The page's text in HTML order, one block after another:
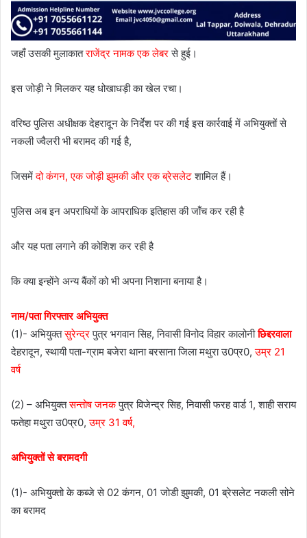
जहाँ उसकी मुलाकातराजेंद्र नामक एक लेबरसे हुई।
इस जोड़ी ने मिलकर यह धोखाधड़ी का खेल रचा।
वरिष्ठ पुलिस अधीक्षक देहरादून के निर्देश पर की गई इस कार्रवाई में अभियुक्तों से
नकली ज्वैलरी भी बरामद की गई है,
जिसमेंदो कंगन, एक जोड़ी झुमकी और एक ब्रेसलेटशामिल हैं।
पुलिस अब इन अपराधियों के आपराधिक इतिहास की जाँच कर रही है
और यह पता लगाने की कोशिश कर रही है
कि क्या इन्होंने अन्य बैंकों को भी अपना निशाना बनाया है।
नाम/पता गिरफ्तार अभियुक्त
(1)- अभियुक्तसुरेन्द्रपुत्र भगवान सिह, निवासी विनोद विहार कालोनीछिद्दरवाला
देहरादून, स्थायी पता-ग्राम बजेरा थाना बरसाना जिला मथुरा उ0प्र0,उम्र 21
वर्ष
(2) – अभियुक्तसन्तोष जनकपुत्र विजेन्द्र सिह, निवासी फरह वार्ड 1, शाही सराय
फतेहा मथुरा उ0प्र0,उम्र 31 वर्ष,
अभियुक्तों से बरामदगी
(1)- अभियुक्तो के कब्जे से 02 कंगन, 01 जोडी झुमकी, 01 ब्रेसलेट नकली सोने
का बरामद